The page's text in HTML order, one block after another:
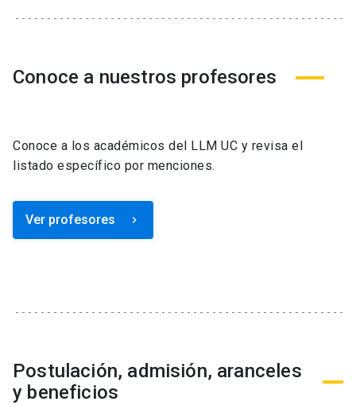
Conoce a nuestros profesores
Conoce a los académicos del LLM UC y revisa el
listado específico por menciones.
Ver profesores keyboard_arrow_right
Postulación, admisión, aranceles
y beneficios